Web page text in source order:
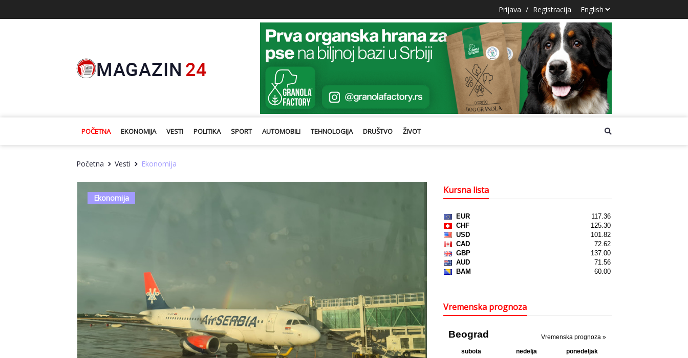
Prijava / Registracija
POČETNA EKONOMIJA VESTI POLITIKA SPORT AUTOMOBILI TEHNOLOGIJA DRUŠTVO ŽIVOT
Početna Vesti Ekonomija
Ekonomija
Kursna lista
Vremenska prognoza